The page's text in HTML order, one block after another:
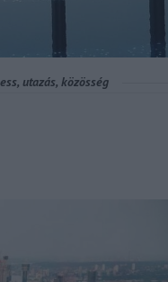
utazás, közösség